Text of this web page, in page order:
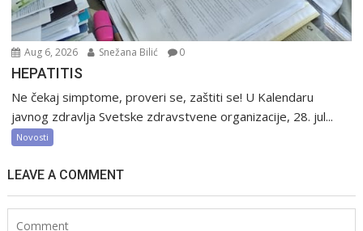
Aug 6, 2026 Snežana Bilić 0
HEPATITIS
Ne čekaj simptome, proveri se, zaštiti se! U Kalendaru
javnog zdravlja Svetske zdravstvene organizacije, 28. jul...
Novosti
LEAVE A COMMENT